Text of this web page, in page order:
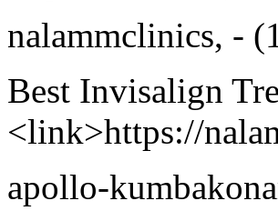
nalammclinics, -
Best Invisalign
<link>https://
apollo-